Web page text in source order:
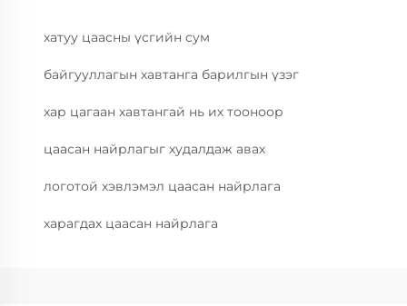
хатуу цаасны үсгийн сум
байгууллагын хавтанга барилгын үзэг
хар цагаан хавтангай нь их тооноор
цаасан найрлагыг худалдаж авах
логотой хэвлэмэл цаасан найрлага
харагдах цаасан найрлага